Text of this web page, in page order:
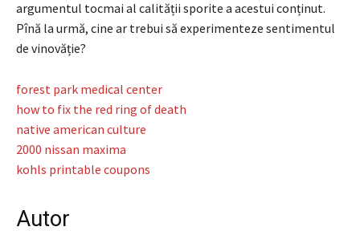
argumentul tocmai al calității sporite a acestui conținut.
Pînă la urmă, cine ar trebui să experimenteze sentimentul
de vinovăție?
forest park medical center
how to fix the red ring of death
native american culture
2000 nissan maxima
kohls printable coupons
Autor